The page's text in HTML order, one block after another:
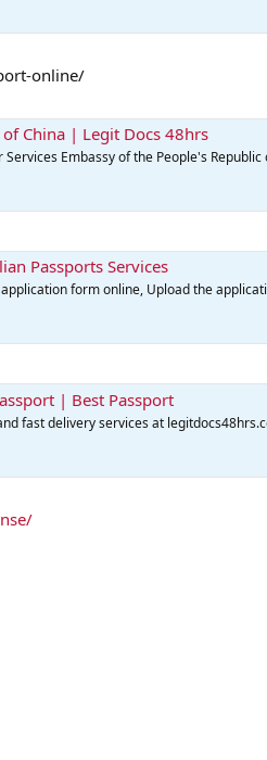
online/
China | Legit Docs 48hrs
Embassy of the People's Republic
Passports Services
form online, Upload the
| Best Passport
fast delivery services at